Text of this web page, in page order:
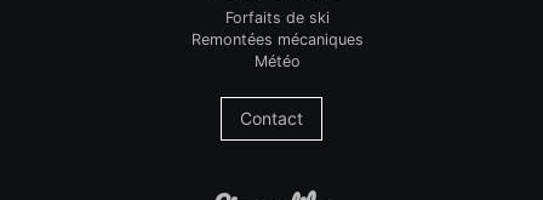
Forfaits de ski
Remontées mécaniques
Météo
Contact